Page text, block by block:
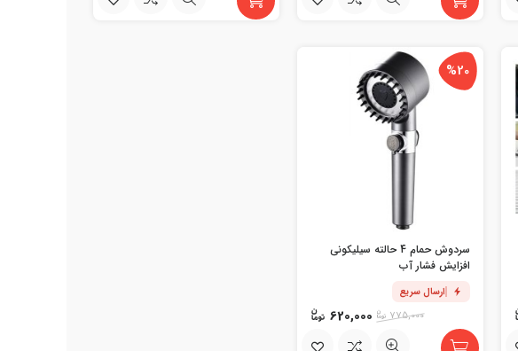
%20
سردوش حمام 4 حالته سیلیکونی
افزایش فشار آب
ارسال سریع
775,000
620,000